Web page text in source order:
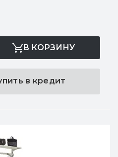
В КОРЗИНУ
в кредит